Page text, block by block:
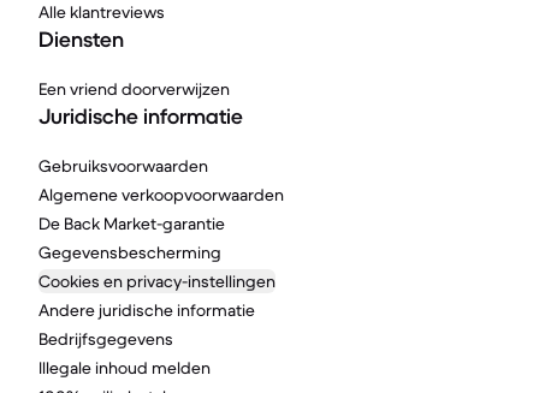
Alle klantreviews
Diensten
Een vriend doorverwijzen
Juridische informatie
Gebruiksvoorwaarden
Algemene verkoopvoorwaarden
De Back Market-garantie
Gegevensbescherming
Cookies en privacy-instellingen
Andere juridische informatie
Bedrijfsgegevens
Illegale inhoud melden